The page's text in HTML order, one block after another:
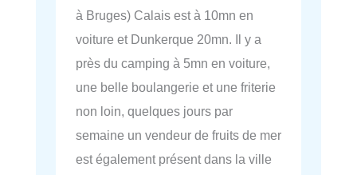
à Bruges) Calais est à 10mn en
voiture et Dunkerque 20mn. Il y a
près du camping à 5mn en voiture,
une belle boulangerie et une friterie
non loin, quelques jours par
semaine un vendeur de fruits de mer
est également présent dans la ville